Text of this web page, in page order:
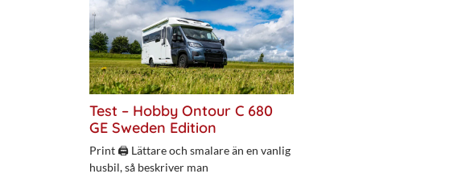
Test – Hobby Ontour C 680
GE Sweden Edition
Print 🖨 Lättare och smalare än en vanlig
husbil, så beskriver man